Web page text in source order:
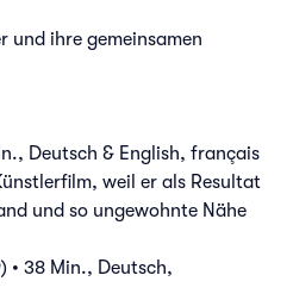
und ihre gemeinsamen
Deutsch & English, français
weil er als Resultat
und so ungewohnte Nähe
• 38 Min., Deutsch,